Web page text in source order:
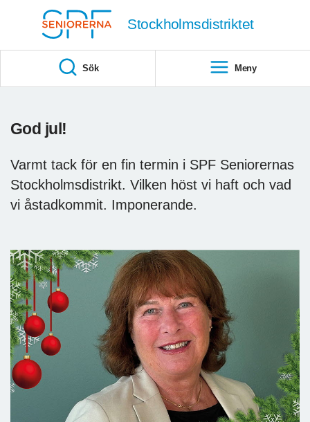
Stockholmsdistriktet
Sök Meny
God jul!
Varmt tack för en fin termin i SPF Seniorernas
Stockholmsdistrikt. Vilken höst vi haft och vad
vi åstadkommit. Imponerande.